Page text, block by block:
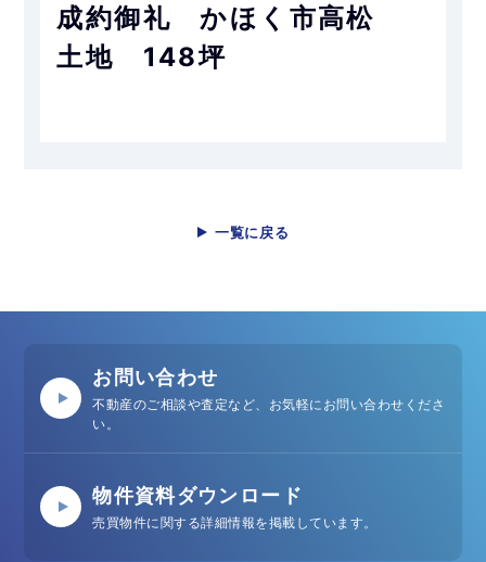
成約御礼 かほく市高松
土地 148坪
一覧に戻る
お問い合わせ
不動産のご相談や査定など、お気軽にお問い合わせくださ
い。
物件資料ダウンロード
売買物件に関する詳細情報を掲載しています。